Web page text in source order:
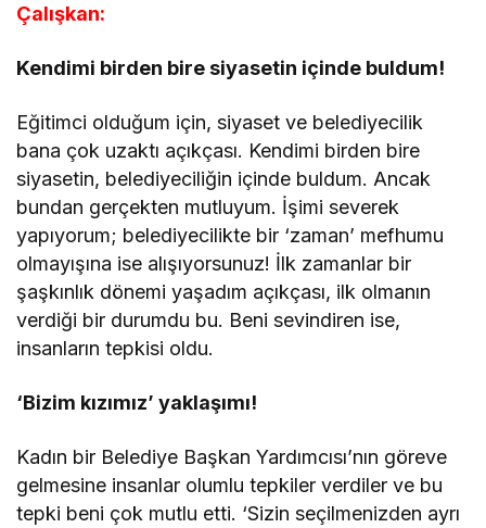
Çalışkan:
Kendimi birden bire siyasetin içinde buldum!
Eğitimci olduğum için, siyaset ve belediyecilik
bana çok uzaktı açıkçası. Kendimi birden bire
siyasetin, belediyeciliğin içinde buldum. Ancak
bundan gerçekten mutluyum. İşimi severek
yapıyorum; belediyecilikte bir ‘zaman’ mefhumu
olmayışına ise alışıyorsunuz! İlk zamanlar bir
şaşkınlık dönemi yaşadım açıkçası, ilk olmanın
verdiği bir durumdu bu. Beni sevindiren ise,
insanların tepkisi oldu.
‘Bizim kızımız’ yaklaşımı!
Kadın bir Belediye Başkan Yardımcısı’nın göreve
gelmesine insanlar olumlu tepkiler verdiler ve bu
tepki beni çok mutlu etti. ‘Sizin seçilmenizden ayrı